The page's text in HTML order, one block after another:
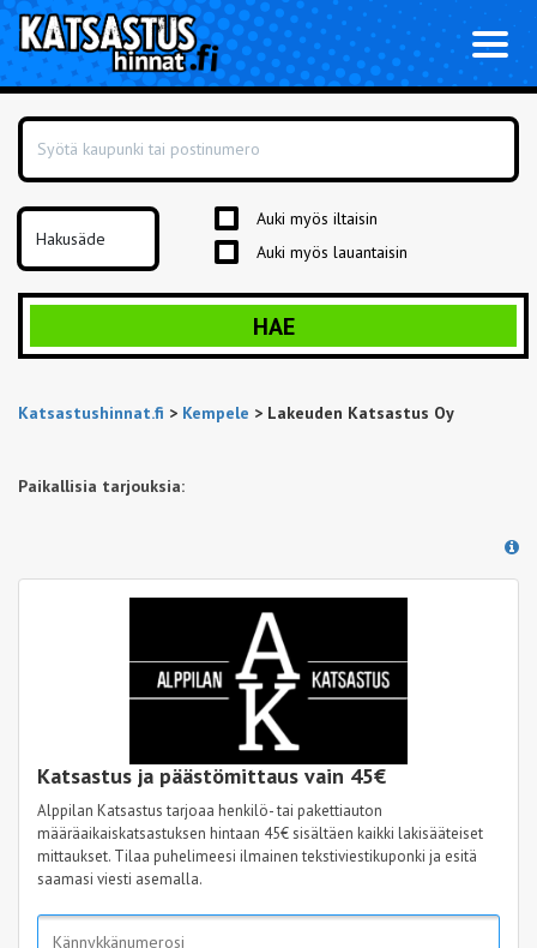
Auki myös iltaisin
Auki myös lauantaisin
HAE
Katsastushinnat.fi > Kempele > Lakeuden Katsastus Oy
Paikallisia tarjouksia:
Katsastus ja päästömittaus vain 45€
Alppilan Katsastus tarjoaa henkilö- tai pakettiauton
määräaikaiskatsastuksen hintaan 45€ sisältäen kaikki lakisääteiset
mittaukset. Tilaa puhelimeesi ilmainen tekstiviestikuponki ja esitä
saamasi viesti asemalla.